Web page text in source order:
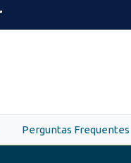
Perguntas Frequentes